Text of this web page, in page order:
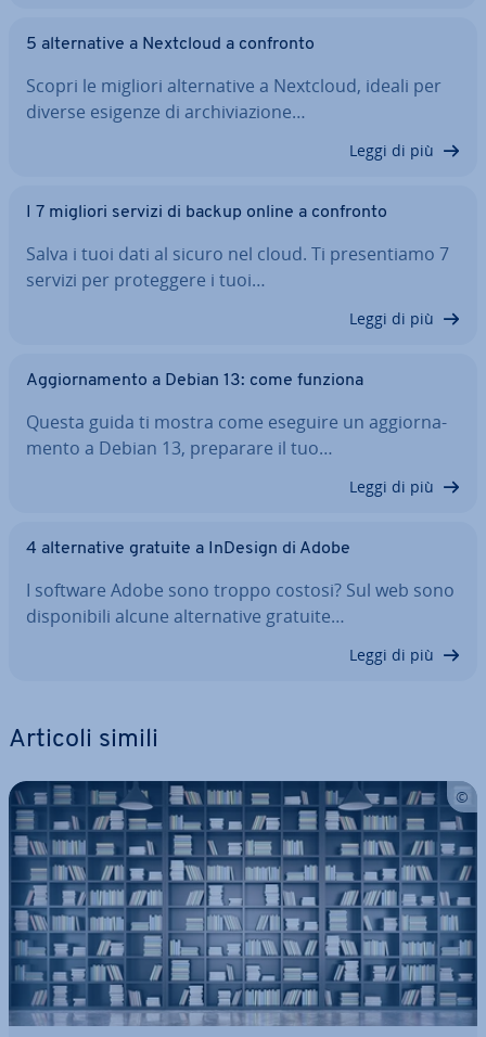
5 al­ter­na­ti­ve a Nextcloud a confronto
Scopri le migliori al­ter­na­ti­ve a Nextcloud, ideali per
diverse esigenze di ar­chi­via­zio­ne…
Leggi di più
I 7 migliori servizi di backup online a confronto
Salva i tuoi dati al sicuro nel cloud. Ti pre­sen­tia­mo 7
servizi per pro­teg­ge­re i tuoi…
Leggi di più
Ag­gior­na­men­to a Debian 13: come funziona
Questa guida ti mostra come eseguire un ag­gior­na­
men­to a Debian 13, preparare il tuo…
Leggi di più
4 al­ter­na­ti­ve gratuite a InDesign di Adobe
I software Adobe sono troppo costosi? Sul web sono
di­spo­ni­bi­li alcune al­ter­na­ti­ve gratuite…
Leggi di più
Articoli simili